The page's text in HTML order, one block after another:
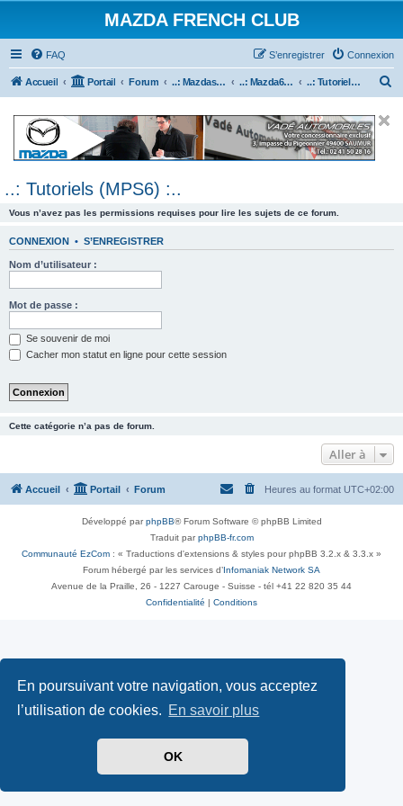
En poursuivant votre navigation, vous acceptez
l’utilisation de cookies. En savoir plus
OK
MAZDA FRENCH CLUB
FAQ Connexion
S’enregistrer
Accueil Portail Forum ..: Mazdaspeed & MPS :.. ..: Mazda6 MPS & Mazdaspeed 6 :.. ..: Tutoriels (MPS6) :..
e
..: Tutoriels (MPS6) :..
Vous n’avez pas les permissions requises pour lire les sujets de ce forum.
CONNEXION • S’ENREGISTRER
Nom d’utilisateur :
Mot de passe :
Se souvenir de moi
Cacher mon statut en ligne pour cette session
Cette catégorie n’a pas de forum.
Aller à
Accueil Portail Forum Heures au format UTC+02:00
Développé parphpBB® Forum Software © phpBB Limited
Traduit parphpBB-fr.com
Communauté EzCom : « Traductions d'extensions & styles pour phpBB 3.2.x & 3.3.x »
Forum hébergé par les services d’ Infomaniak Network SA
Avenue de la Praille, 26 - 1227 Carouge - Suisse - tél +41 22 820 35 44
Confidentialité
Conditions